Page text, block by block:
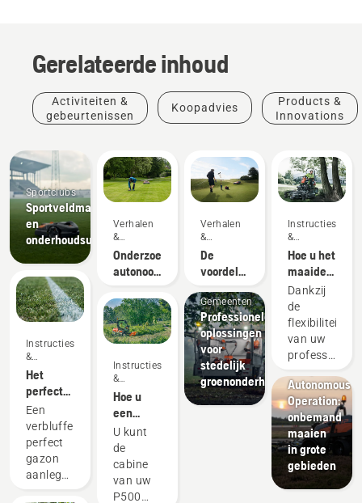
Gerelateerde inhoud
Activiteiten &
gebeurtenissen
Koopadvies
Products &
Innovations
Sportclubs
Sportveldmaaiers
en
onderhoudsuitrusting
Instructies's
&
handleidingen
Het
perfecte
speelveld
realiseren
Een
verbluffend
perfect
gazon
aanleggen
Verhalen
&
inspiratie
Onderzoek
autonoom
Instructies's
&
handleidingen
Hoe u
een
cabine
monteert
op uw
Husqvarna
P500 en
U kunt
de
cabine
van uw
P500
Verhalen
&
inspiratie
De
voordelen
autonoom
maaien
voor
greenkeepers
Gemeenten
Professionele
oplossingen
voor
stedelijk
groenonderhoud
Instructies's
&
handleidingen
Hoe u het
maaidek
monteert
op uw
professionele
Husqvarna-
zitmaaier
maaidek
vooraan
Dankzij
de
flexibiliteit
van uw
professionele
zitmaaier
met
maaidek
vooraan
kunt u
deze
snel
Products
&
Innovations
Autonomous
Operation:
onbemand
maaien
in grote
gebieden